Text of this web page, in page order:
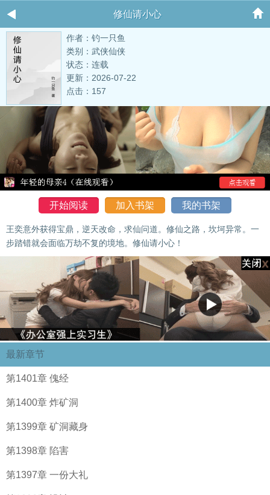
修仙请小心
作者：钓一只鱼
类别：武侠仙侠
状态：连载
更新：2026-07-22
点击：157
开始阅读 加入书架 我的书架
王奕意外获得宝鼎，逆天改命，求仙问道。修仙之路，坎坷异常。一
步踏错就会面临万劫不复的境地。修仙请小心！
最新章节
第1401章 傀经
第1400章 炸矿洞
第1399章 矿洞藏身
第1398章 陷害
第1397章 一份大礼